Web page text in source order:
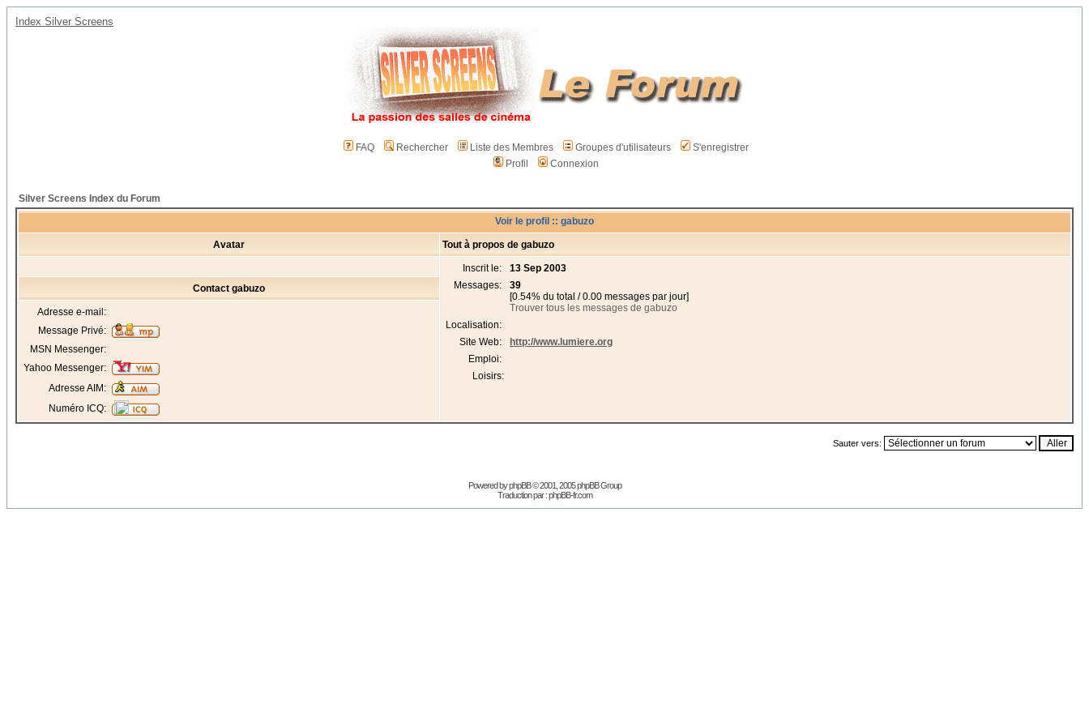
Index Silver Screens
FAQ Rechercher Liste des Membres Groupes d'utilisateurs
S'enregistrer
Profil
Connexion
Silver Screens Index du Forum
Voir le profil :: gabuzo
Avatar Tout à propos de gabuzo
Inscrit le:
13 Sep 2003
Messages:
39
[0.54% du total / 0.00 messages par jour]
Trouver tous les messages de gabuzo
Localisation:
Site Web:
http://www.lumiere.org
Emploi:
Loisirs:
Contact gabuzo
Adresse e-mail:
Message Privé:
MSN Messenger:
Yahoo Messenger:
Adresse AIM:
Numéro ICQ:
Sauter vers:
Powered byphpBB© 2001, 2005 phpBB Group
Traduction par :phpBB-fr.com